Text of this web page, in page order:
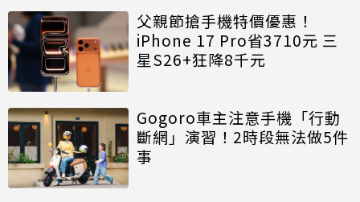
父親節搶手機特價優惠！
iPhone 17 Pro省3710元 三
星S26+狂降8千元
Gogoro車主注意手機「行動
斷網」演習！2時段無法做5件
事